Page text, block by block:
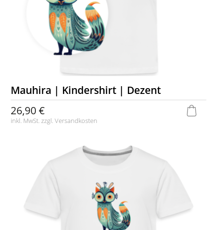
Mauhira | Kindershirt | Dezent
26,90 €
inkl. MwSt. zzgl.Versandkosten